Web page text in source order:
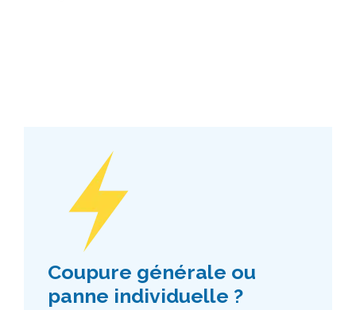
Coupure générale ou
panne individuelle ?